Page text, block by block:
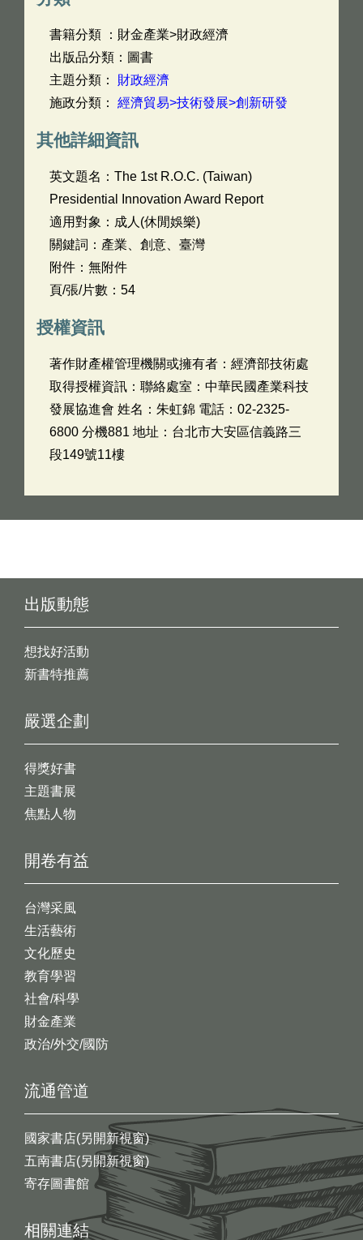
書籍分類 ：財金產業>財政經濟
出版品分類：圖書
主題分類： 財政經濟
施政分類： 經濟貿易>技術發展>創新研發
其他詳細資訊
英文題名： The 1st R.O.C. (Taiwan)
Presidential Innovation Award Report
適用對象：成人(休閒娛樂)
關鍵詞：產業、創意、臺灣
附件：無附件
頁/張/片數：54
授權資訊
著作財產權管理機關或擁有者：經濟部技術處
取得授權資訊：聯絡處室：中華民國產業科技
發展協進會 姓名：朱虹錦 電話：02-2325-
6800 分機881 地址：台北市大安區信義路三
段149號11樓
出版動態
想找好活動
新書特推薦
開卷有益
台灣采風
生活藝術
文化歷史
教育學習
社會/科學
財金產業
政治/外交/國防
嚴選企劃
得獎好書
主題書展
焦點人物
流通管道
國家書店(另開新視窗)
五南書店(另開新視窗)
寄存圖書館
相關連結